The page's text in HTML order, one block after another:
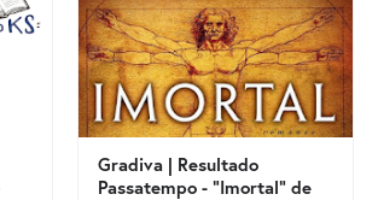
Gradiva | Resultado
Passatempo - "Imortal" de